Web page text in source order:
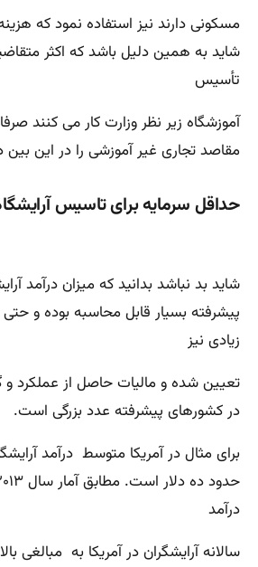
مسکونی دارند نیز استفاده نمود که
شاید به همین دلیل باشد که اکثر
تأسیس
آموزشگاه زیر نظر وزارت کار می کنند
مقاصد تجاری غیر آموزشی را در این بین
حداقل سرمایه برای تاسیس
شاید بد نباشد بدانید که میزان درآمد
پیشرفته بسیار قابل محاسبه بوده و حتی
زیادی نیز
تعیین شده و مالیات حاصل از عملکرد
در کشورهای پیشرفته عدد بزرگی است.
برای مثال در آمریکا متوسط درآمد
درآمد